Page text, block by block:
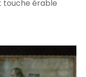
touche érable